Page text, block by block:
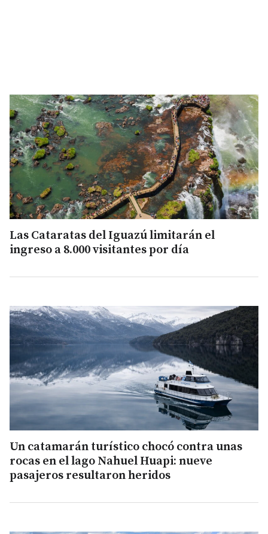
Las Cataratas del Iguazú limitarán el
ingreso a 8.000 visitantes por día
Un catamarán turístico chocó contra unas
rocas en el lago Nahuel Huapi: nueve
pasajeros resultaron heridos